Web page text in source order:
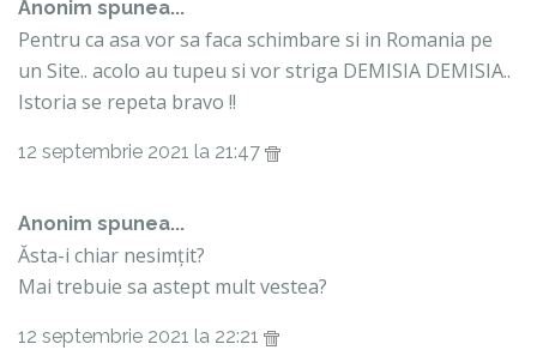
Anonim spunea...
Pentru ca asa vor sa faca schimbare si in Romania pe
un Site.. acolo au tupeu si vor striga DEMISIA DEMISIA..
Istoria se repeta bravo !!
12 septembrie 2021 la 21:47
Anonim spunea...
Ăsta-i chiar nesimțit?
Mai trebuie sa astept mult vestea?
12 septembrie 2021 la 22:21